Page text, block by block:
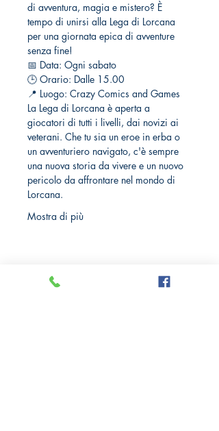
di avventura, magia e mistero? È
tempo di unirsi alla Lega di Lorcana
per una giornata epica di avventure
senza fine!
📅 Data: Ogni sabato
🕒 Orario: Dalle 15.00
📍 Luogo: Crazy Comics and Games
La Lega di Lorcana è aperta a
giocatori di tutti i livelli, dai novizi ai
veterani. Che tu sia un eroe in erba o
un avventuriero navigato, c'è sempre
una nuova storia da vivere e un nuovo
pericolo da affrontare nel mondo di
Lorcana.
Mostra di più